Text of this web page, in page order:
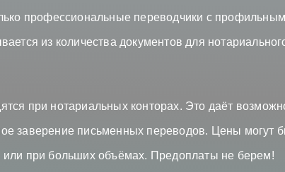
профессиональные переводчики с профильным
из количества документов для
при нотариальных конторах. Это даёт
заверение письменных переводов. Цены могут
при больших объёмах. Предоплаты не берем!